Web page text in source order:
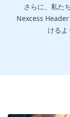
さらに、私た
Nexcess
けるよ